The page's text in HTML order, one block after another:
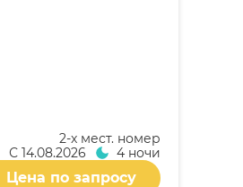
2-x мест. номер
С 14.08.2026 4 ночи
Цена по запросу